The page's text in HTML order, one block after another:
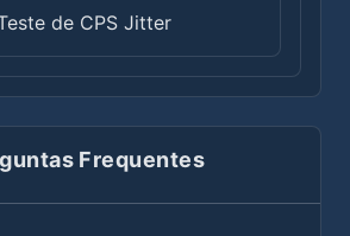
de CPS Jitter
Frequentes